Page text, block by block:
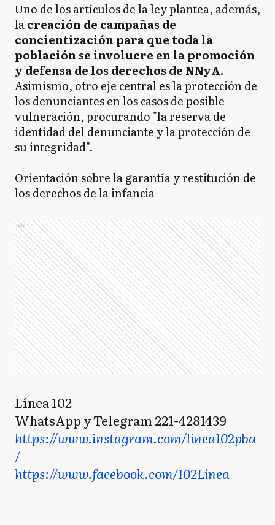
Uno de los artículos de la ley plantea, además,
lacreación de campañas de
concientización para que toda la
población se involucre en la promoción
y defensa de los derechos de NNyA.
Asimismo, otro eje central es la protección de
los denunciantes en los casos de posible
vulneración, procurando "la reserva de
identidad del denunciante y la protección de
su integridad".
Orientación sobre la garantía y restitución de
los derechos de la infancia
Ads
Línea 102
WhatsApp y Telegram 221-4281439
https://www.instagram.com/linea102pba
/
https://www.facebook.com/102Linea